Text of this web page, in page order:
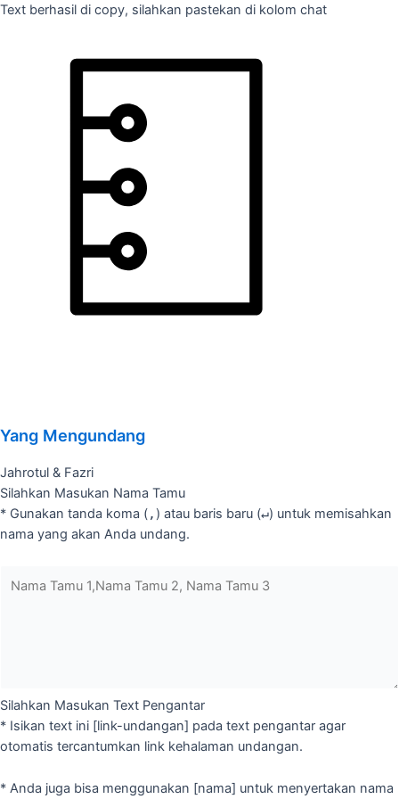
Skip
Text berhasil di copy, silahkan pastekan di kolom chat
Yang Mengundang
Jahrotul & Fazri
Silahkan Masukan Nama Tamu
* Gunakan tanda koma (, ) atau baris baru (↵) untuk memisahkan
nama yang akan Anda undang.
Silahkan Masukan Text Pengantar
* Isikan text ini [link-undangan] pada text pengantar agar
otomatis tercantumkan link kehalaman undangan.
* Anda juga bisa menggunakan [nama] untuk menyertakan nama